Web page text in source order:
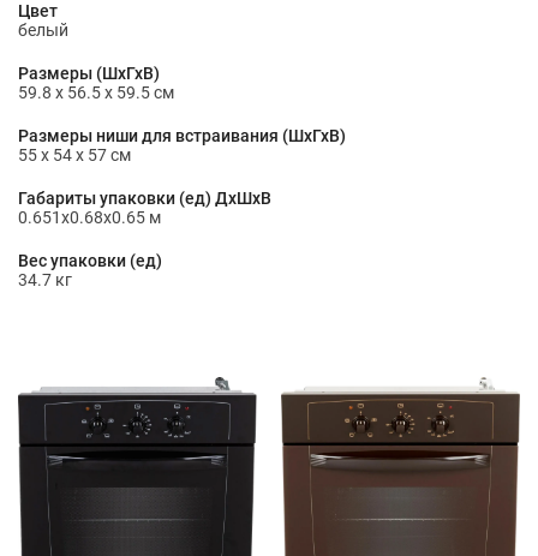
Цвет
белый
Размеры (ШхГхВ)
59.8 х 56.5 х 59.5 см
Размеры ниши для встраивания (ШхГхВ)
55 x 54 x 57 см
Габариты упаковки (ед) ДхШхВ
0.651x0.68x0.65 м
Вес упаковки (ед)
34.7 кг